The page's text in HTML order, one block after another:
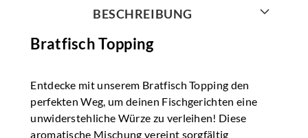
BESCHREIBUNG
Bratfisch Topping
Entdecke mit unserem Bratfisch Topping den
perfekten Weg, um deinen Fischgerichten eine
unwiderstehliche Würze zu verleihen! Diese
aromatische Mischung vereint sorgfältig